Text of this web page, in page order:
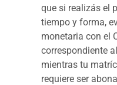
que si realizás el
tiempo y forma,
monetaria con el
correspondiente
mientras tu
requiere ser